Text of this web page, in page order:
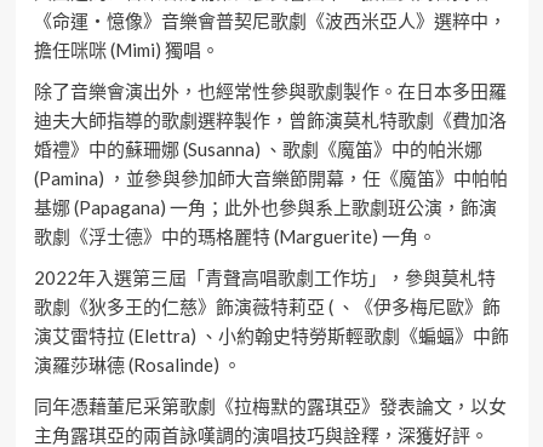
《命運・憶像》音樂會普契尼歌劇《波西米亞人》選粹中，
擔任咪咪 (Mimi) 獨唱。
除了音樂會演出外，也經常性參與歌劇製作。在日本多田羅
迪夫大師指導的歌劇選粹製作，曾飾演莫札特歌劇《費加洛
婚禮》中的蘇珊娜 (Susanna) 、歌劇《魔笛》中的帕米娜
(Pamina) ，並參與參加師大音樂節開幕，任《魔笛》中帕帕
基娜 (Papagana) 一角；此外也參與系上歌劇班公演，飾演
歌劇《浮士德》中的瑪格麗特 (Marguerite) 一角。
2022年入選第三屆「青聲高唱歌劇工作坊」，參與莫札特
歌劇《狄多王的仁慈》飾演薇特莉亞 ( 、《伊多梅尼歐》飾
演艾雷特拉 (Elettra) 、小約翰史特勞斯輕歌劇《蝙蝠》中飾
演羅莎琳德 (Rosalinde) 。
同年憑藉董尼采第歌劇《拉梅默的露琪亞》發表論文，以女
主角露琪亞的兩首詠嘆調的演唱技巧與詮釋，深獲好評。